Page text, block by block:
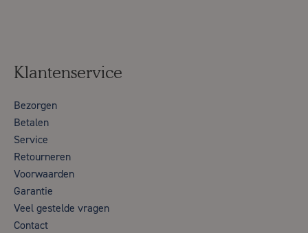
Klantenservice
Bezorgen
Betalen
Service
Retourneren
Voorwaarden
Garantie
Veel gestelde vragen
Contact